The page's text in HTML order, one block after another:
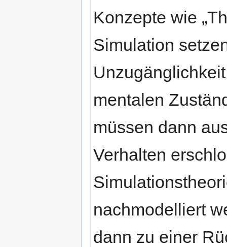
Konzepte wie
Simulation
mentalen
müssen dann
Verhalten
nachmodelliert
dann zu einer